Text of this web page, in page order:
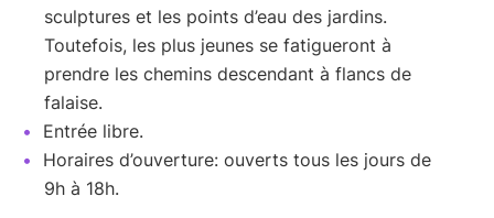
sculptures et les points d’eau des jardins.
Toutefois, les plus jeunes se fatigueront à
prendre les chemins descendant à flancs de
falaise.
Entrée libre.
Horaires d’ouverture: ouverts tous les jours de
9h à 18h.